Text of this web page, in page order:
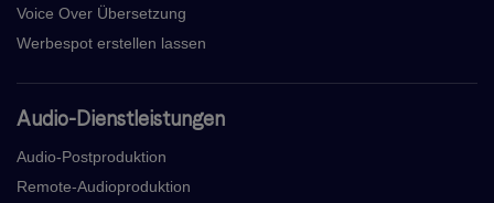
Voice Over Übersetzung
Werbespot erstellen lassen
Audio-Dienstleistungen
Audio-Postproduktion
Remote-Audioproduktion